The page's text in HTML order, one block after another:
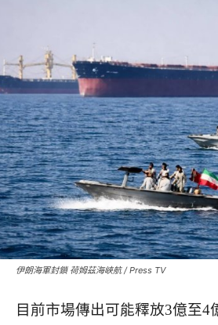
伊朗海軍封鎖 荷姆茲海峽航 / Press TV
目前市場傳出可能釋放3億至4